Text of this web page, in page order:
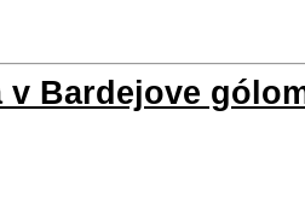
v Bardejove